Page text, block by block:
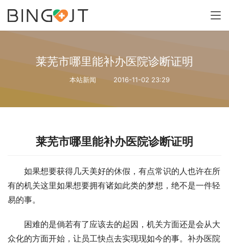
莱芜市哪里能补办医院诊断证明
本站新闻 2016-11-02 23:29
莱芜市哪里能补办医院诊断证明
如果想要获得几天美好的休假，有点常识的人也许在所
有的机关这里如果想要拥有诸如此类的梦想，绝不是一件轻
易的事。
困难的是倘若有了应该去的起因，机关方面还是会从大
众化的方面开始，让员工快点去实现现如今的事。补办医院